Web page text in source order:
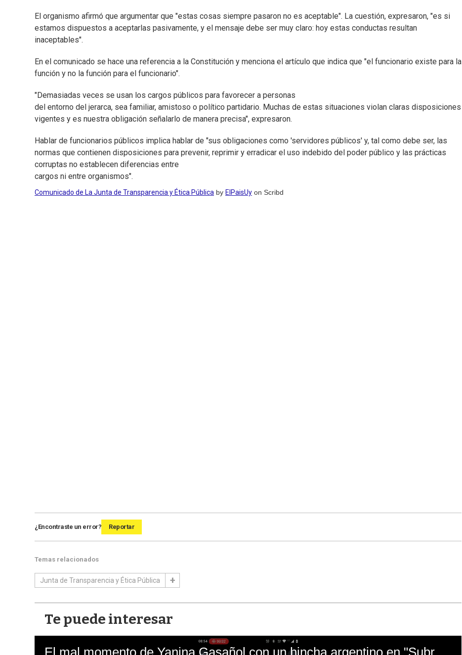
El organismo afirmó que argumentar que "estas cosas siempre pasaron no es aceptable". La cuestión, expresaron, "es si
estamos dispuestos a aceptarlas pasivamente, y el mensaje debe ser muy claro: hoy estas conductas resultan
inaceptables".
En el comunicado se hace una referencia a la Constitución y menciona el artículo que indica que "el funcionario existe para la
función y no la función para el funcionario".
"Demasiadas veces se usan los cargos públicos para favorecer a personas
del entorno del jerarca, sea familiar, amistoso o político partidario. Muchas de estas situaciones violan claras disposiciones
vigentes y es nuestra obligación señalarlo de manera precisa", expresaron.
Hablar de funcionarios públicos implica hablar de "sus obligaciones como 'servidores públicos' y, tal como debe ser, las
normas que contienen disposiciones para prevenir, reprimir y erradicar el uso indebido del poder público y las prácticas
corruptas no establecen diferencias entre
cargos ni entre organismos".
Comunicado de La Junta de Transparencia y Ética Pública by ElPaisUy on Scribd
¿Encontraste un error? Reportar
Temas relacionados
Junta de Transparencia y Ética Pública
Te puede interesar